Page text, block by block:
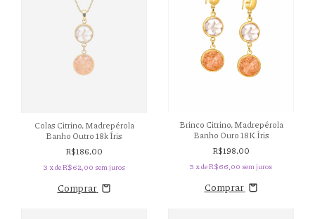
Colas Citrino, Madrepérola
Banho Outro 18k Íris
R$186,00
3 x deR$62,00 sem juros
Comprar
Brinco Citrino, Madrepérola
Banho Ouro 18K Íris
R$198,00
3 x deR$66,00 sem juros
Comprar